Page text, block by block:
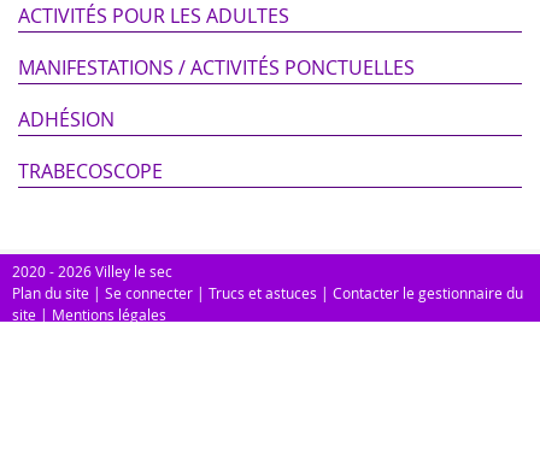
ACTIVITÉS POUR LES ADULTES
MANIFESTATIONS / ACTIVITÉS PONCTUELLES
ADHÉSION
TRABECOSCOPE
2020 - 2026 Villey le sec
Plan du site | Se connecter | Trucs et astuces | Contacter le gestionnaire du
site | Mentions légales